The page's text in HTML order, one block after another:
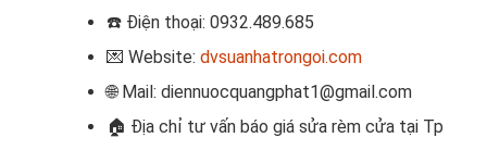
☎️ Điện thoại: 0932.489.685
💌 Website: dvsuanhatrongoi.com
🌐 Mail: diennuocquangphat1@gmail.com
🏠 Địa chỉ tư vấn báo giá sửa rèm cửa tại Tp